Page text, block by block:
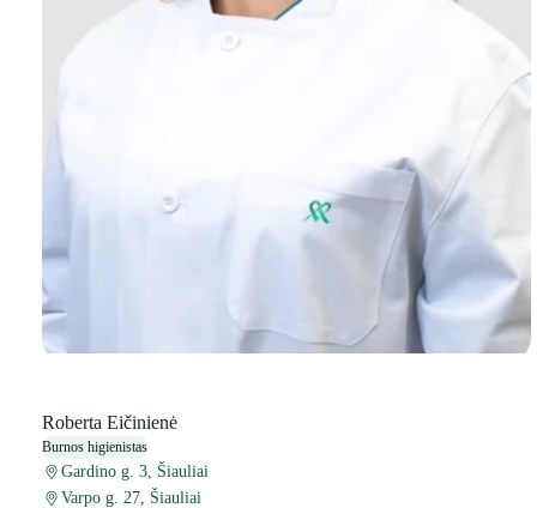
Roberta Eičinienė
Burnos higienistas
Gardino g. 3, Šiauliai
Varpo g. 27, Šiauliai